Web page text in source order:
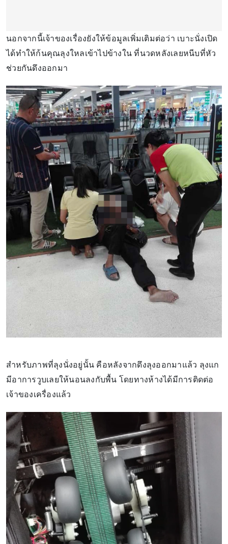
นอกจากนี้เจ้าของเรื่องยังให้ข้อมูลเพิ่มเติมต่อว่า เบาะนั่งเปิด
ได้ทำให้ก้นคุณลุงใหลเข้าไปข้างใน ที่นวดหลังเลยหนีบที่หัว
ช่วยกันดึงออกมา
สำหรับภาพที่ลุงนั่งอยู่นั้น คือหลังจากดึงลุงออกมาแล้ว ลุงแก
มีอาการวูบเลยให้นอนลงกับพื้น โดยทางห้างได้มีการติดต่อ
เจ้าของเครื่องแล้ว